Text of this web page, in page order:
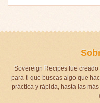
Sovereign Recipes fue
para ti que buscas algo que
práctica y rápida, hasta las